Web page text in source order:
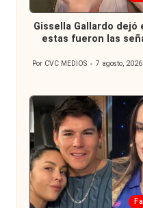
en
Gissella Gallardo dejó
estas fueron las
Publicado
Por CVC MEDIOS 7 agosto, 2026
Publicada